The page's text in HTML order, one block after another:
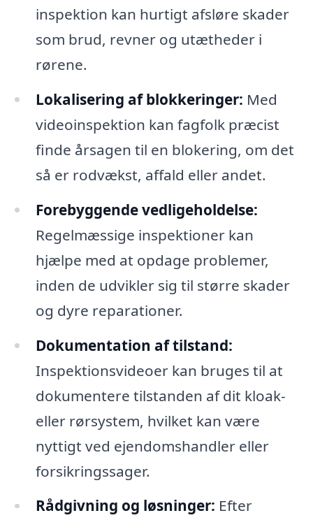
inspektion kan hurtigt afsløre skader
som brud, revner og utætheder i
rørene.
Lokalisering af blokkeringer: Med
videoinspektion kan fagfolk præcist
finde årsagen til en blokering, om det
så er rodvækst, affald eller andet.
Forebyggende vedligeholdelse:
Regelmæssige inspektioner kan
hjælpe med at opdage problemer,
inden de udvikler sig til større skader
og dyre reparationer.
Dokumentation af tilstand:
Inspektionsvideoer kan bruges til at
dokumentere tilstanden af dit kloak-
eller rørsystem, hvilket kan være
nyttigt ved ejendomshandler eller
forsikringssager.
Rådgivning og løsninger: Efter